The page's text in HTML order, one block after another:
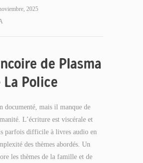
2025
de Plasma
Police
documenté, mais il manque de
L’écriture est viscérale et
parfois difficile à livres audio en
des thèmes abordés. Un
les thèmes de la famille et de